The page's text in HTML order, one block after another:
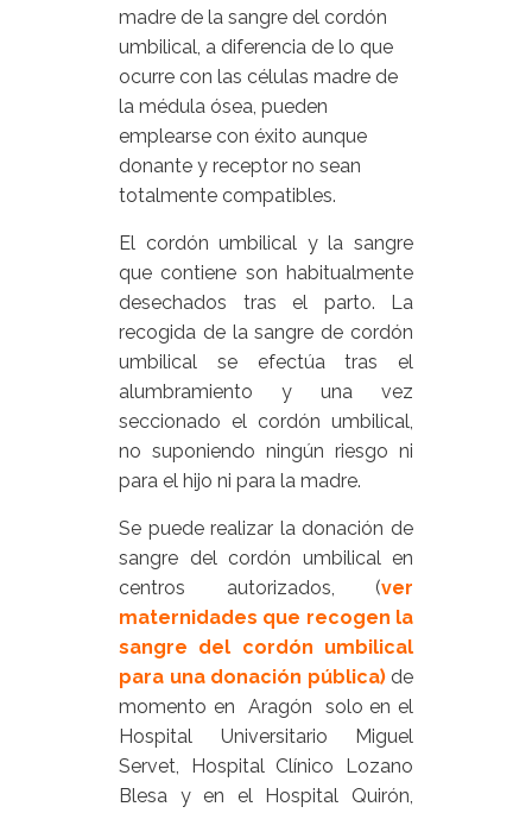
madre de la sangre del cordón
umbilical, a diferencia de lo que
ocurre con las células madre de
la médula ósea, pueden
emplearse con éxito aunque
donante y receptor no sean
totalmente compatibles.
El cordón umbilical y la sangre
que contiene son habitualmente
desechados tras el parto. La
recogida de la sangre de cordón
umbilical se efectúa tras el
alumbramiento y una vez
seccionado el cordón umbilical,
no suponiendo ningún riesgo ni
para el hijo ni para la madre.
Se puede realizar la donación de
sangre del cordón umbilical en
centros autorizados, (ver
maternidades que recogen la
sangre del cordón umbilical
para una donación pública) de
momento en Aragón solo en el
Hospital Universitario Miguel
Servet, Hospital Clínico Lozano
Blesa y en el Hospital Quirón,